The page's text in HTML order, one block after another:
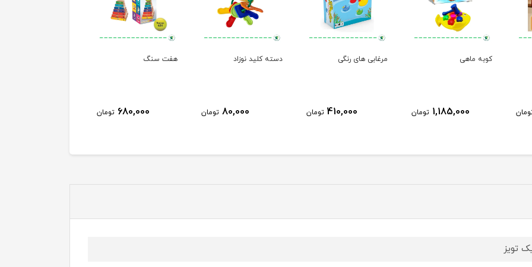
کوبه ماهی
1,185,000 تومان
مرغابی های رنگی
410,000 تومان
دسته کلید نوزاد
80,000 تومان
هفت سنگ
680,000 تومان
تویز